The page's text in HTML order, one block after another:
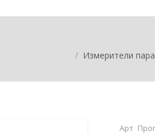
Измерители
Арт